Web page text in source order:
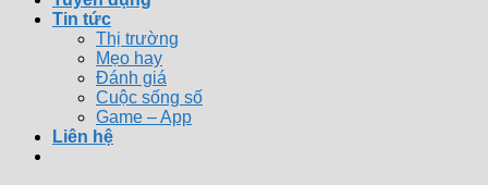
Tin tức
Thị trường
Mẹo hay
Đánh giá
Cuộc sống số
Game – App
Liên hệ